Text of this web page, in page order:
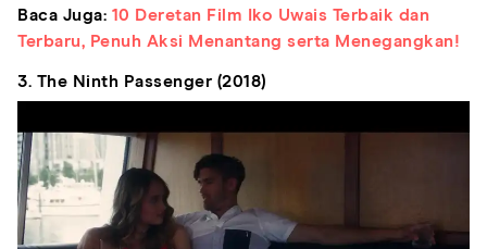
Baca Juga: 10 Deretan Film Iko Uwais Terbaik dan
Terbaru, Penuh Aksi Menantang serta Menegangkan!
3. The Ninth Passenger (2018)